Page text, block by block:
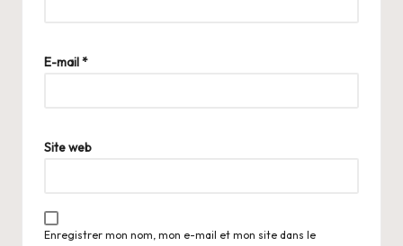
E-mail*
Site web
Enregistrer mon nom, mon e-mail et mon site dans le
lt
: